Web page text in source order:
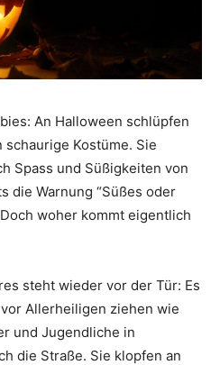
An Halloween schlüpfen
Kostüme. Sie
Spass und Süßigkeiten von
die Warnung “Süßes oder
woher kommt eigentlich
steht wieder vor der Tür: Es
Allerheiligen ziehen wie
und Jugendliche in
die Straße. Sie klopfen an